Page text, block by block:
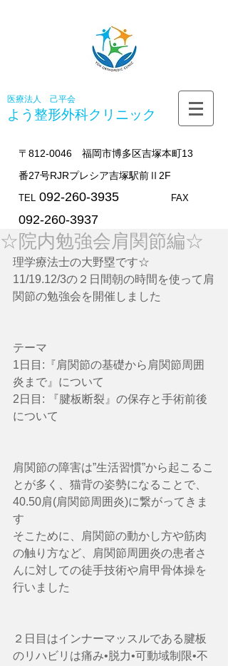
医療法人 己平会
よう整形外科クリニック
〒812-0046 福岡市博多区吉塚本町13
番27号RJRプレシア吉塚駅前Ⅱ2F
TEL 092-260-3935 FAX
092-260-3937
☆院内勉強会肩関節編☆
理学療法士の大野塁です☆
11/19.12/3の２日間朝の時間を使って肩
関節の勉強会を開催しました
テーマ
1日目:『肩関節の基礎から肩関節周囲
炎まで』について
2日目: 『腱板断裂』の保存と手術前後
について
肩関節の障害は”生活習慣”から起こるこ
とが多く、猫背の姿勢になることで、
40.50肩(肩関節周囲炎)に繋がってきま
す
そこために、肩関節の動かし方や筋肉
の触り方など、肩関節周囲炎の患者さ
んに対しての徒手技術や肩甲骨体操を
行いました
２日目はインナーマッスルである腱板
のリハビリは痛み•脱力•可動域制限•不